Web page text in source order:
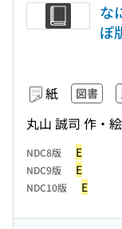
な
ぽ
紙 図書
丸山 誠司 作・絵
NDC8版 E
NDC9版 E
NDC10版 E